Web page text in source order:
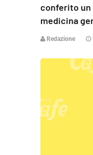
conferito un
medicina
Redazione